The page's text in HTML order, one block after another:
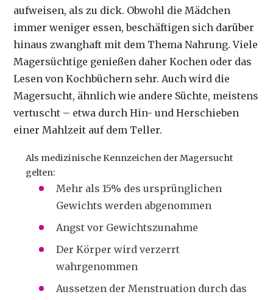
aufweisen, als zu dick. Obwohl die Mädchen
immer weniger essen, beschäftigen sich darüber
hinaus zwanghaft mit dem Thema Nahrung. Viele
Magersüchtige genießen daher Kochen oder das
Lesen von Kochbüchern sehr. Auch wird die
Magersucht, ähnlich wie andere Süchte, meistens
vertuscht – etwa durch Hin- und Herschieben
einer Mahlzeit auf dem Teller.
Als medizinische Kennzeichen der Magersucht
gelten:
Mehr als 15% des ursprünglichen
Gewichts werden abgenommen
Angst vor Gewichtszunahme
Der Körper wird verzerrt
wahrgenommen
Aussetzen der Menstruation durch das